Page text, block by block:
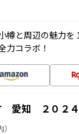
樽と周辺の魅力
力コラボ！
愛知 ２０２４